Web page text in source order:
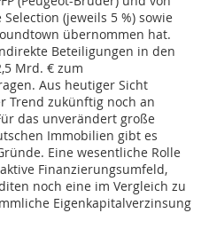
(jeweils 5 %) sowie
übernommen hat.
Beteiligungen in den
Mrd. € zum
Aus heutiger Sicht
Trend zukünftig noch an
das unverändert große
Immobilien gibt es
Eine wesentliche Rolle
Finanzierungsumfeld,
noch eine im Vergleich zu
Eigenkapitalverzinsung